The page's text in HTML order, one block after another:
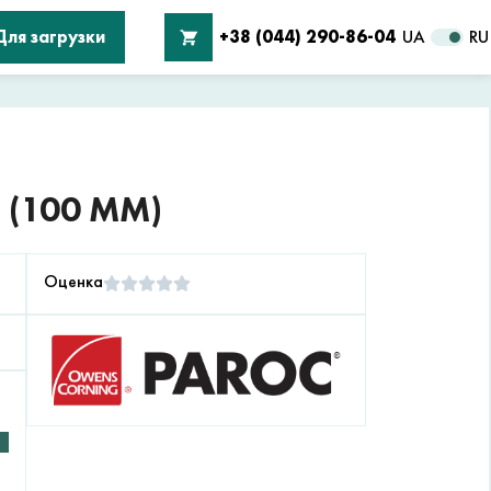
загрузки +38 (044) 290-86-04 UA RU
(100 ММ)
Оценка